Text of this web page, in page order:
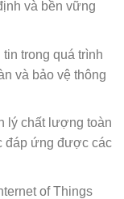
và bền vững
trong quá trình
và bảo vệ thông
lý chất lượng toàn
đáp ứng được các
of Things